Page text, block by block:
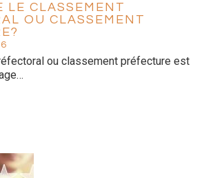
LE CLASSEMENT
OU CLASSEMENT
ou classement préfecture est